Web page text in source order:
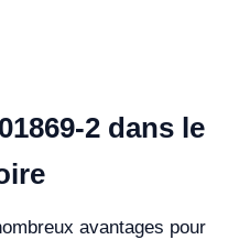
2 dans le
avantages pour